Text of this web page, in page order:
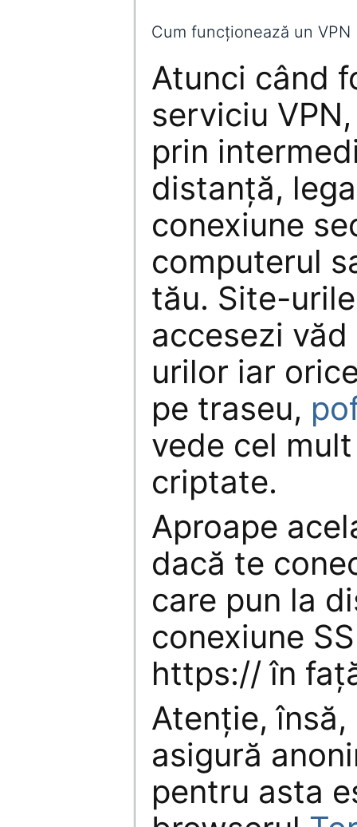
Cum funcționează un VPN
Atunci când
serviciu
prin
distanță,
conexiune
computerul
tău. Site-
accesezi
urilor iar
pe traseu,
vede cel
criptate.
Aproape
dacă te
care pun la
conexiune
https:// în
Atenție, însă,
asigură
pentru asta